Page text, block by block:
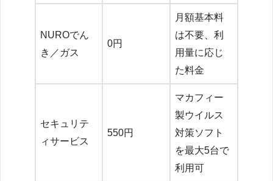
NUROでん
き／ガス
0円
月額基本料
は不要、利
用量に応じ
た料金
セキュリテ
ィサービス
550円
マカフィー
製ウイルス
対策ソフト
を最大5台で
利用可